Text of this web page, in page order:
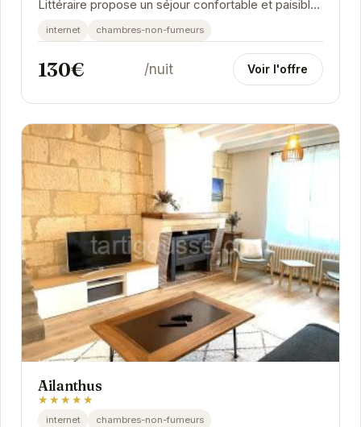
Littéraire propose un séjour confortable et paisible.
Ses chambres décorées avec soin offrent un...
internet chambres-non-fumeurs
130€ /nuit Voir l'offre
Ailanthus
★★★★★
internet chambres-non-fumeurs